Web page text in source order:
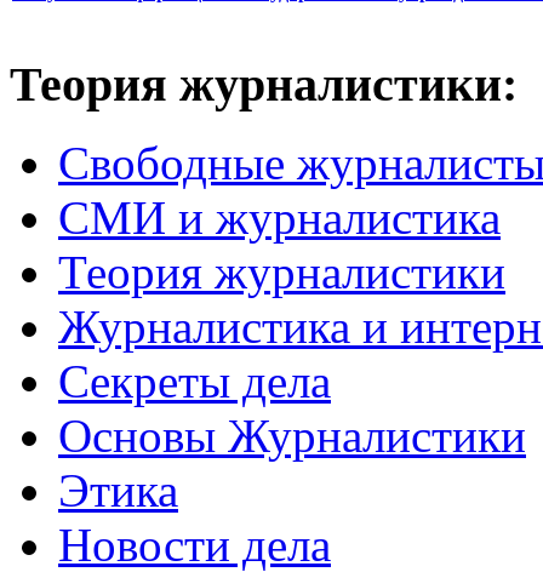
Теория журналистики:
Свободные
СМИ и журналистика
Теория журналистики
Журналистика и
Секреты дела
Основы Журналистики
Этика
Новости дела